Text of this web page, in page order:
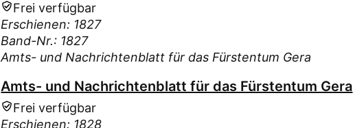
Frei verfügbar
Erschienen: 1827
Band-Nr.: 1827
Amts- und Nachrichtenblatt für das Fürstentum Gera
Amts- und Nachrichtenblatt für das Fürstentum Gera
Frei verfügbar
Erschienen: 1828